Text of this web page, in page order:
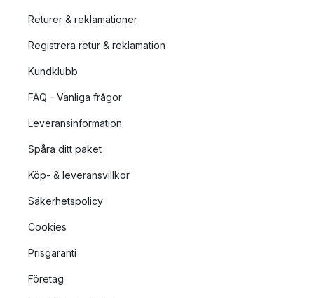
Returer & reklamationer
Registrera retur & reklamation
Kundklubb
FAQ - Vanliga frågor
Leveransinformation
Spåra ditt paket
Köp- & leveransvillkor
Säkerhetspolicy
Cookies
Prisgaranti
Företag